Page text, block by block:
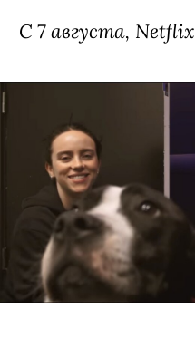
C 7 августа, Netflix